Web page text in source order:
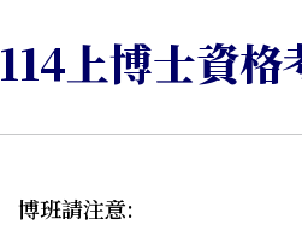
114上博士資
博班請注意: